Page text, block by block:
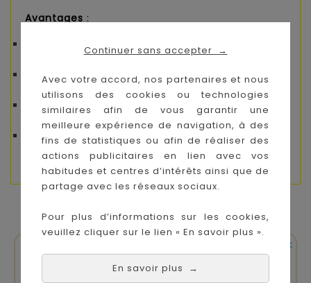
Continuer sans accepter →
Avec votre accord, nos partenaires et nous
utilisons des cookies ou technologies
similaires afin de vous garantir une
meilleure expérience de navigation, à des
fins de statistiques ou afin de réaliser des
actions publicitaires en lien avec vos
habitudes et centres d’intérêts ainsi que de
partage avec les réseaux sociaux.
Pour plus d’informations sur les cookies,
veuillez cliquer sur le lien « En savoir plus ».
En savoir plus →
Avantages :
Douceur et confort exceptionnels avec ses
deux textures complémentaires.
Adaptée à toutes les situations : idéal pour la
maison ou pour les sorties.
Pratique et facile à utiliser grâce à sa légèreté
et sa polyvalence.
Design élégant qui ajoute une touche déco à
la chambre de bébé.
VOUS AIMEREZ AUSSI
En stock